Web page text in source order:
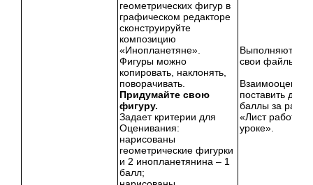
геометрических фигур в
графическом редакторе
сконструируйте
композицию
«Инопланетяне».
Фигуры можно
копировать, наклонять,
поворачивать.
Придумайте свою
фигуру.
Задает критерии для
Оценивания:
нарисованы
геометрические фигурки
и 2 инопланетянина – 1
балл;
Выполняют,
свои файлы.
поставить друг
баллы за
«Лист работы
уроке».